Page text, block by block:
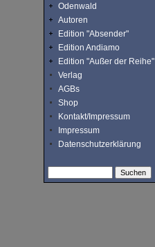
Odenwald
Autoren
Edition "Absender"
Edition Andiamo
Edition "Außer der Reihe"
Verlag
AGBs
Shop
Kontakt/Impressum
Impressum
Datenschutzerklärung